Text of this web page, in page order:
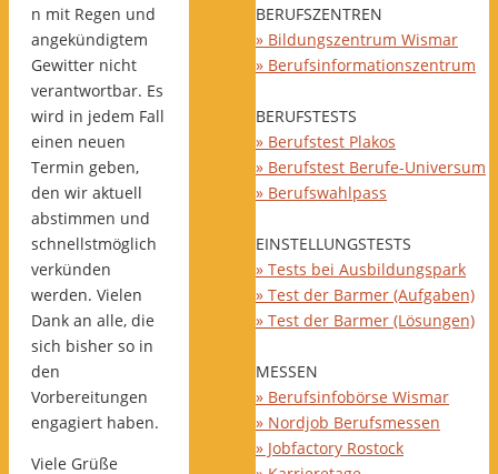
n mit Regen und
angekündigtem
Gewitter nicht
verantwortbar. Es
wird in jedem Fall
einen neuen
Termin geben,
den wir aktuell
abstimmen und
schnellstmöglich
verkünden
werden. Vielen
Dank an alle, die
sich bisher so in
den
Vorbereitungen
engagiert haben.
Viele Grüße
BERUFSZENTREN
» Bildungszentrum Wismar
» Berufsinformationszentrum
BERUFSTESTS
» Berufstest Plakos
» Berufstest Berufe-Universum
» Berufswahlpass
EINSTELLUNGSTESTS
» Tests bei Ausbildungspark
» Test der Barmer (Aufgaben)
» Test der Barmer (Lösungen)
MESSEN
» Berufsinfobörse Wismar
» Nordjob Berufsmessen
» Jobfactory Rostock